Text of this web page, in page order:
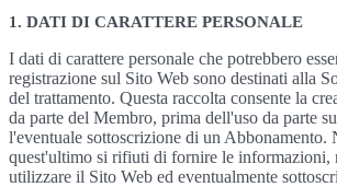
1. DATI DI CARATTERE PERSONALE
I dati di carattere personale che potrebbero
registrazione sul Sito Web sono destinati alla
del trattamento. Questa raccolta consente la
da parte del Membro, prima dell'uso da parte
l'eventuale sottoscrizione di un Abbonamento.
quest'ultimo si rifiuti di fornire le informazioni,
utilizzare il Sito Web ed eventualmente